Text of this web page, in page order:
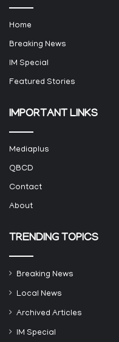
Home
Breaking News
IM Special
Featured Stories
IMPORTANT LINKS
Mediaplus
QBCD
Contact
About
TRENDING TOPICS
Breaking News
Local News
Archived Articles
IM Special